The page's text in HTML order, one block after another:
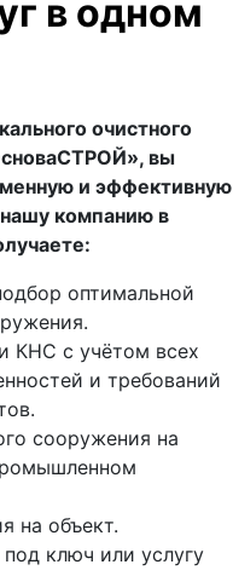
в одном
очистного
вы
и эффективную
компанию в
оптимальной
КНС с учётом всех
и требований
сооружения на
на объект.
ключ или услугу